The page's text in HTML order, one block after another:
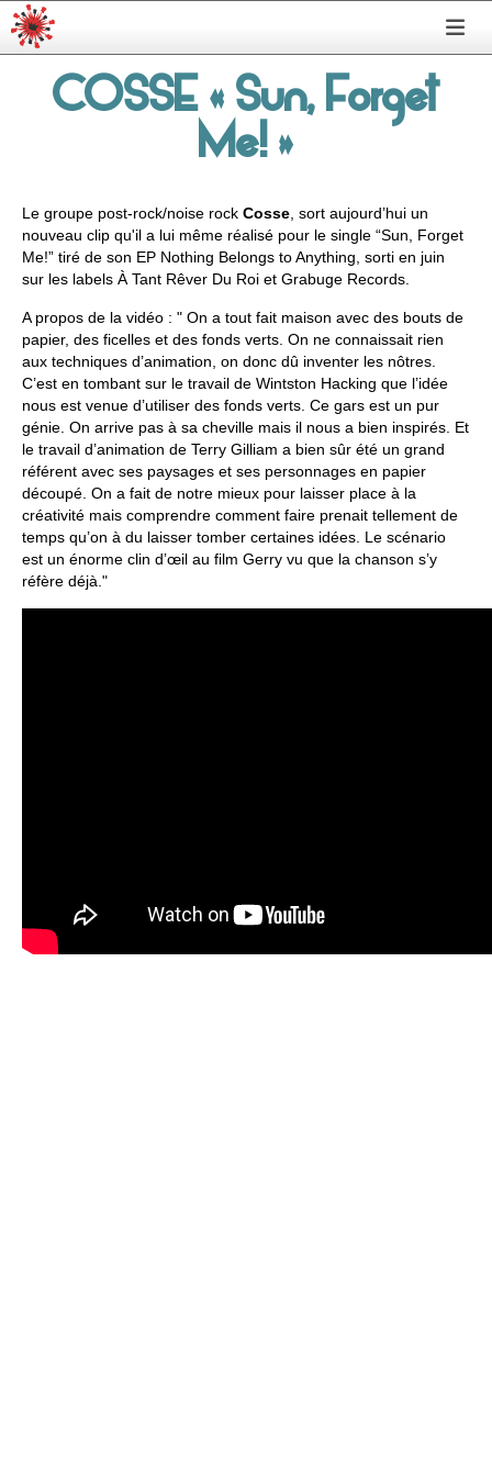
COSSE « Sun, Forget
Me! »
Le groupe post-rock/noise rock Cosse , sort aujourd’hui un
nouveau clip qu'il a lui même réalisé pour le single “Sun, Forget
Me!” tiré de son EP Nothing Belongs to Anything, sorti en juin
sur les labels À Tant Rêver Du Roi et Grabuge Records.
A propos de la vidéo : " On a tout fait maison avec des bouts de
papier, des ficelles et des fonds verts. On ne connaissait rien
aux techniques d’animation, on donc dû inventer les nôtres.
C’est en tombant sur le travail de Wintston Hacking que l’idée
nous est venue d’utiliser des fonds verts. Ce gars est un pur
génie. On arrive pas à sa cheville mais il nous a bien inspirés. Et
le travail d’animation de Terry Gilliam a bien sûr été un grand
référent avec ses paysages et ses personnages en papier
découpé. On a fait de notre mieux pour laisser place à la
créativité mais comprendre comment faire prenait tellement de
temps qu’on à du laisser tomber certaines idées. Le scénario
est un énorme clin d’œil au film Gerry vu que la chanson s’y
réfère déjà."